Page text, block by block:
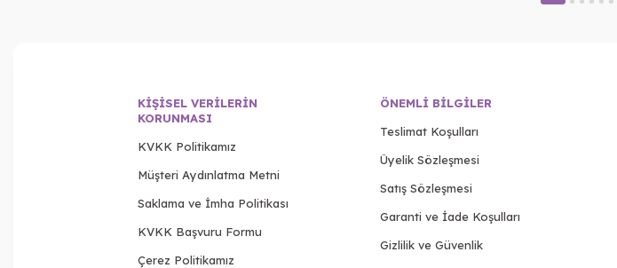
KIŞISEL VERILERIN
KORUNMASI
KVKK Politikamız
Müşteri Aydınlatma Metni
Saklama ve İmha Politikası
KVKK Başvuru Formu
Çerez Politikamız
ÖNEMLI BILGILER
Teslimat Koşulları
Üyelik Sözleşmesi
Satış Sözleşmesi
Garanti ve İade Koşulları
Gizlilik ve Güvenlik